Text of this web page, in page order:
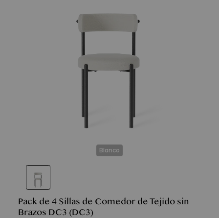
Blanco
Pack de 4 Sillas de Comedor de Tejido sin
Brazos DC3 (DC3)